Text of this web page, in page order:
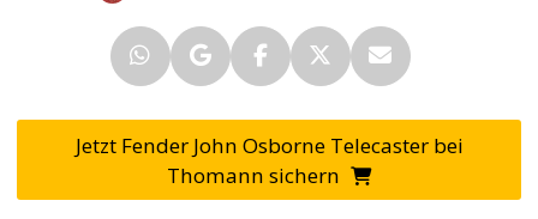
Jetzt Fender John Osborne Telecaster bei
Thomann sichern